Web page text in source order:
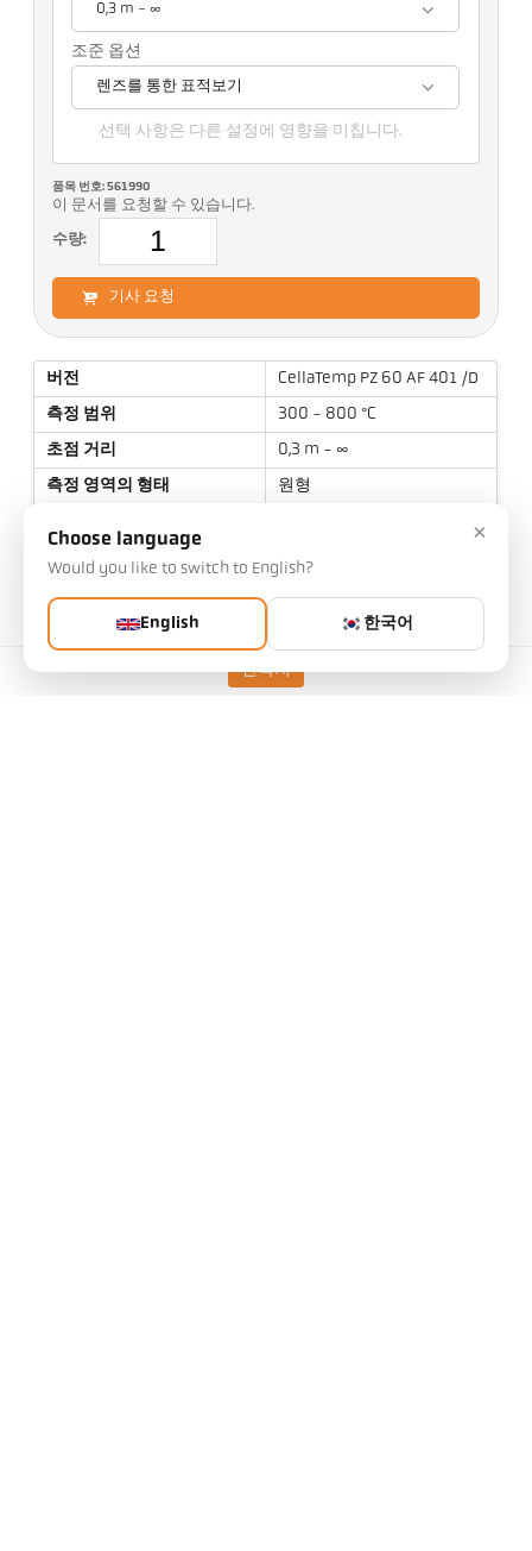
연락처
0,3 m - ∞
조준 옵션
렌즈를 통한 표적보기
선택 사항은 다른 설정에 영향을 미칩니다.
품목 번호: 561990
이 문서를 요청할 수 있습니다.
수량:
기사 요청
버전 CellaTemp PZ 60 AF 401 /D
측정 범위
300 - 800 °C
초점 거리
0,3 m - ∞
측정 영역의 형태
원형
PZ 20.08
조준 옵션
렌즈를 통한 표적보기
×
Choose language
Would you like to switch to English?
English 한국어